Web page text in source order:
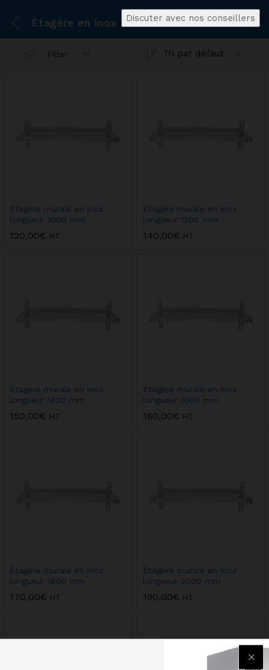
Étagère en inox
Filter Tri par défaut
Étagère murale en inox
longueur 1000 mm
120,00€ HT
Étagère murale en inox
longueur 1200 mm
140,00€ HT
Étagère murale en inox
longueur 1400 mm
150,00€ HT
Étagère murale en inox
longueur 1600 mm
160,00€ HT
Étagère murale en inox
longueur 1800 mm
170,00€ HT
Étagère murale en inox
longueur 2000 mm
190,00€ HT
Discuter avec nos conseillers